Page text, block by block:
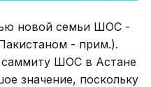
новой семьи ШОС -
- прим.).
саммиту ШОС в Астане
значение, поскольку